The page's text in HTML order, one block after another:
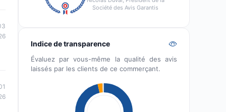
Société des Avis Garantis
Indice de transparence
Évaluez par vous-même la qualité des avis
laissés par les clients de ce commerçant.